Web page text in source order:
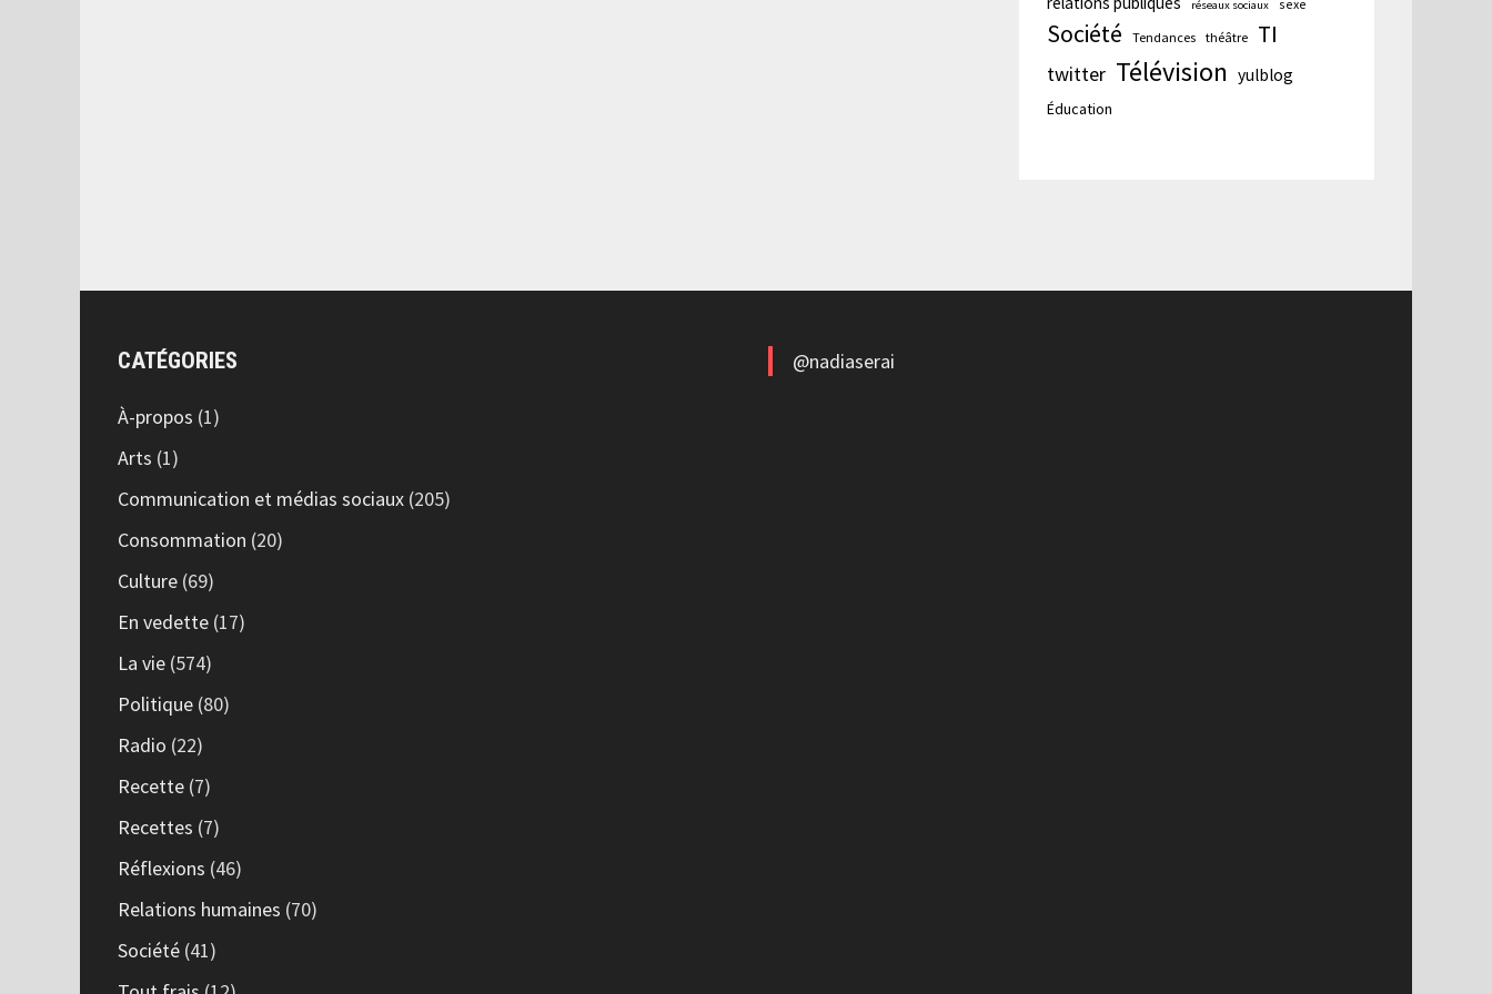
réseaux sociaux sexe
Société Tendances théâtre TI
twitter Télévision yulblog
Éducation
CATÉGORIES
À-propos (1)
Arts (1)
Communication et médias sociaux (205)
Consommation (20)
Culture (69)
En vedette (17)
La vie (574)
Politique (80)
Radio (22)
Recette (7)
Recettes (7)
Réflexions (46)
Relations humaines (70)
Société (41)
@nadiaserai